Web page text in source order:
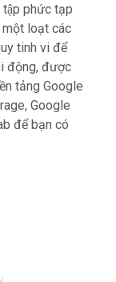
tập phức tạp
loạt các
tinh vi để
động, được
tảng Google
Google
để bạn có